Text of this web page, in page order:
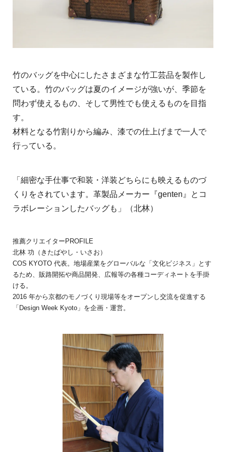
竹のバッグを中心にしたさまざまな竹工芸品を製作し
ている。竹のバッグは夏のイメージが強いが、季節を
問わず使えるもの、そして男性でも使えるものを目指
す。
材料となる竹割りから編み、漆での仕上げまで一人で
行っている。
「細密な手仕事で和装・洋装どちらにも映えるものづ
くりをされています。革製品メーカー『genten』とコ
ラボレーションしたバッグも」（北林）
推薦クリエイターPROFILE
北林 功（きたばやし・いさお）
COS KYOTO 代表。地場産業をグローバルな「文化ビジネス」とす
るため、販路開拓や商品開発、広報等の各種コーディネートを手掛
ける。
2016 年から京都のモノづくり現場等をオープンし交流を促進する
「Design Week Kyoto」を企画・運営。